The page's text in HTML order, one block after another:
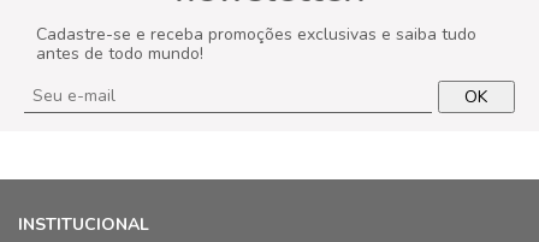
Cadastre-se e receba promoções exclusivas e saiba tudo
antes de todo mundo!
OK
INSTITUCIONAL